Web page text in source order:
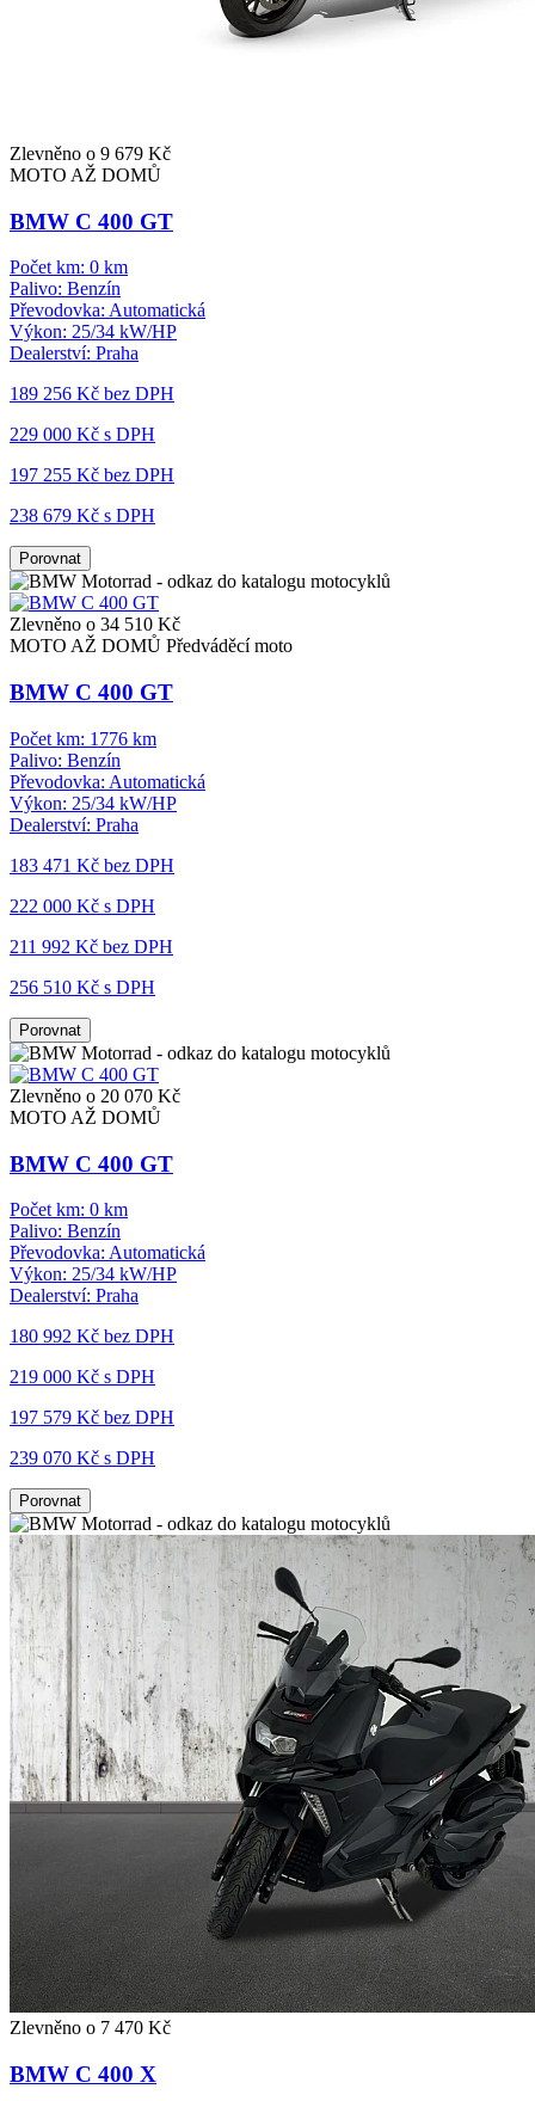
Zlevněno o 9 679 Kč
MOTO AŽ DOMŮ
BMW C 400 GT
Počet km: 0 km
Palivo: Benzín
Převodovka: Automatická
Výkon: 25/34 kW/HP
Dealerství: Praha
189 256 Kč bez DPH
229 000 Kč s DPH
197 255 Kč bez DPH
238 679 Kč s DPH
Porovnat
Zlevněno o 34 510 Kč
MOTO AŽ DOMŮ Předváděcí moto
BMW C 400 GT
Počet km: 1776 km
Palivo: Benzín
Převodovka: Automatická
Výkon: 25/34 kW/HP
Dealerství: Praha
183 471 Kč bez DPH
222 000 Kč s DPH
211 992 Kč bez DPH
256 510 Kč s DPH
Porovnat
Zlevněno o 20 070 Kč
MOTO AŽ DOMŮ
BMW C 400 GT
Počet km: 0 km
Palivo: Benzín
Převodovka: Automatická
Výkon: 25/34 kW/HP
Dealerství: Praha
180 992 Kč bez DPH
219 000 Kč s DPH
197 579 Kč bez DPH
239 070 Kč s DPH
Porovnat
Zlevněno o 7 470 Kč
BMW C 400 X